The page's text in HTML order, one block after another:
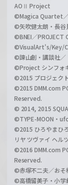
AOⅡ Project
©Magica Quartet
©矢吹健太朗・長谷
©BNEI／PROJECT
©VisualArt's/Key/
©諫山創・講談社／
©Project シンフォ
©2015 プロジェク
©2015 DMM.com
Reserved.
© 2014, 2015
©TYPE-MOON・
©2015 ひろやまひ
リヤ ツヴァイ ヘル
©2016 DMM.com
Reserved.
©赤塚不二夫／おそ
©高橋留美子・小学